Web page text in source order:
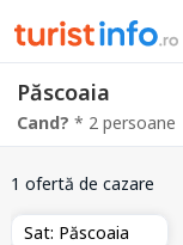
Păscoaia
Cand? * 2 persoane
1 ofertă de cazare
Sat: Păscoaia